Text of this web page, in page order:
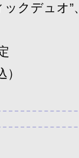
クデュオ